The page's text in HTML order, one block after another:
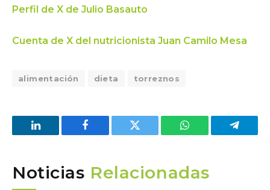
Perfil de X de Julio Basauto
Cuenta de X del nutricionista Juan Camilo Mesa
alimentación dieta torreznos
LinkedIn Facebook Twitter WhatsApp
Noticias Relacionadas